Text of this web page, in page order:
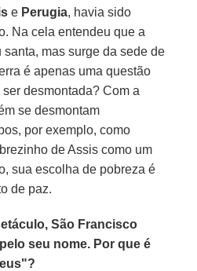
e Perugia, havia sido
Na cela entendeu que a
mas surge da sede de
é apenas uma questão
desmontada? Com a
se desmontam
por exemplo, como
de Assis como um
sua escolha de pobreza é
de paz.
São Francisco
seu nome. Por que é